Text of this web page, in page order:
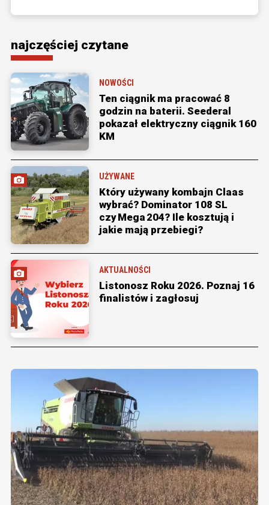
najczęściej czytane
NOWOŚCI
Ten ciągnik ma pracować 8
godzin na baterii. Seederal
pokazał elektryczny ciągnik 160
KM
UŻYWANE
Który używany kombajn Claas
wybrać? Dominator 108 SL
czy Mega 204? Ile kosztują i
jakie mają przebiegi?
AKTUALNOŚCI
Listonosz Roku 2026. Poznaj 16
finalistów i zagłosuj